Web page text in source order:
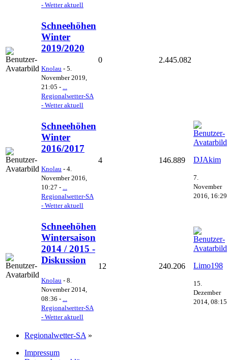
- Wetter aktuell
Schneehöhen
Winter
2019/2020
Knolau - 5.
November 2019,
21:05 -
Regionalwetter-SA
- Wetter aktuell
0 2.445.082
Schneehöhen
Winter
2016/2017
Knolau - 4.
November 2016,
10:27 -
Regionalwetter-SA
- Wetter aktuell
4 146.889 DJAkim
7.
November
2016, 16:29
Schneehöhen
Wintersaison
2014 / 2015 -
Diskussion
Knolau - 8.
November 2014,
08:36 -
Regionalwetter-SA
- Wetter aktuell
12 240.206 Limo198
15.
Dezember
2014, 08:15
Regionalwetter-SA »
Impressum